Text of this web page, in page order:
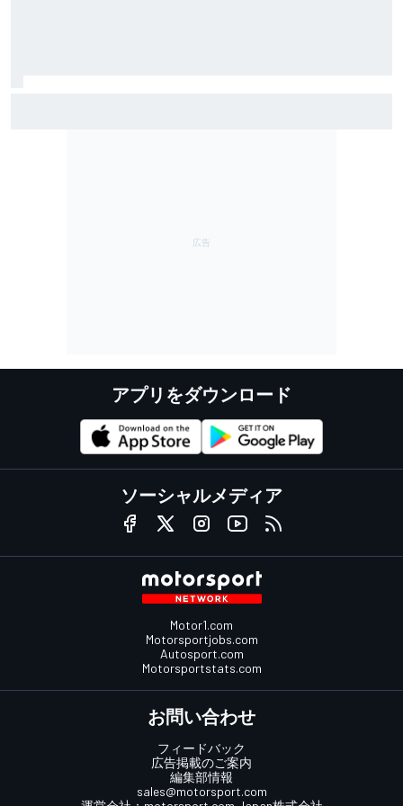
アプリをダウンロード
ソーシャルメディア
Motor1.com
Motorsportjobs.com
Autosport.com
Motorsportstats.com
お問い合わせ
フィードバック
広告掲載のご案内
編集部情報
sales@motorsport.com